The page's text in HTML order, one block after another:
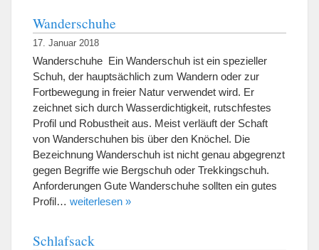
Wanderschuhe
17. Januar 2018
Wanderschuhe Ein Wanderschuh ist ein spezieller
Schuh, der hauptsächlich zum Wandern oder zur
Fortbewegung in freier Natur verwendet wird. Er
zeichnet sich durch Wasserdichtigkeit, rutschfestes
Profil und Robustheit aus. Meist verläuft der Schaft
von Wanderschuhen bis über den Knöchel. Die
Bezeichnung Wanderschuh ist nicht genau abgegrenzt
gegen Begriffe wie Bergschuh oder Trekkingschuh.
Anforderungen Gute Wanderschuhe sollten ein gutes
Profil… weiterlesen »
Schlafsack